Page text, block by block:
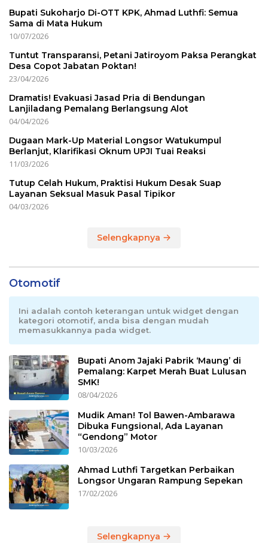
Bupati Sukoharjo Di-OTT KPK, Ahmad Luthfi: Semua
Sama di Mata Hukum
10/07/2026
Tuntut Transparansi, Petani Jatiroyom Paksa Perangkat
Desa Copot Jabatan Poktan!
23/04/2026
Dramatis! Evakuasi Jasad Pria di Bendungan
Lanjiladang Pemalang Berlangsung Alot
04/04/2026
Dugaan Mark-Up Material Longsor Watukumpul
Berlanjut, Klarifikasi Oknum UPJI Tuai Reaksi
11/03/2026
Tutup Celah Hukum, Praktisi Hukum Desak Suap
Layanan Seksual Masuk Pasal Tipikor
04/03/2026
Selengkapnya
Otomotif
Ini adalah contoh keterangan untuk widget dengan
kategori otomotif, anda bisa dengan mudah
memasukkannya pada widget.
Bupati Anom Jajaki Pabrik ‘Maung’ di
Pemalang: Karpet Merah Buat Lulusan
SMK!
08/04/2026
Mudik Aman! Tol Bawen-Ambarawa
Dibuka Fungsional, Ada Layanan
“Gendong” Motor
10/03/2026
Ahmad Luthfi Targetkan Perbaikan
Longsor Ungaran Rampung Sepekan
17/02/2026
Selengkapnya